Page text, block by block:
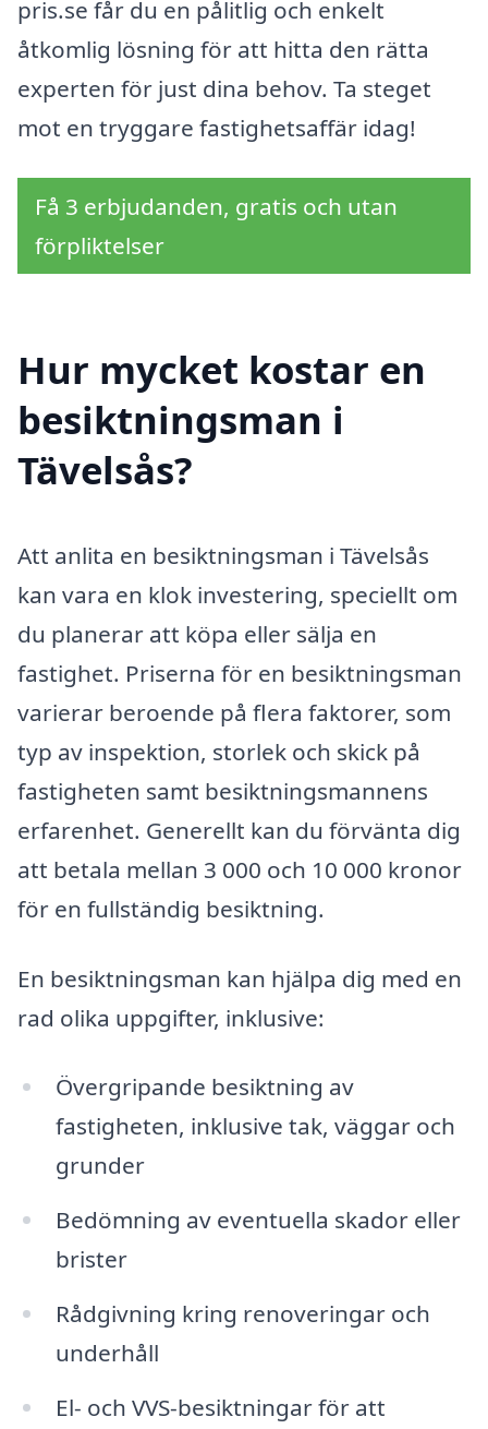
pris.se får du en pålitlig och enkelt
åtkomlig lösning för att hitta den rätta
experten för just dina behov. Ta steget
mot en tryggare fastighetsaffär idag!
Få 3 erbjudanden, gratis och utan
förpliktelser
Hur mycket kostar en
besiktningsman i
Tävelsås?
Att anlita en besiktningsman i Tävelsås
kan vara en klok investering, speciellt om
du planerar att köpa eller sälja en
fastighet. Priserna för en besiktningsman
varierar beroende på flera faktorer, som
typ av inspektion, storlek och skick på
fastigheten samt besiktningsmannens
erfarenhet. Generellt kan du förvänta dig
att betala mellan 3 000 och 10 000 kronor
för en fullständig besiktning.
En besiktningsman kan hjälpa dig med en
rad olika uppgifter, inklusive:
Övergripande besiktning av
fastigheten, inklusive tak, väggar och
grunder
Bedömning av eventuella skador eller
brister
Rådgivning kring renoveringar och
underhåll
El- och VVS-besiktningar för att